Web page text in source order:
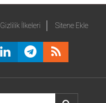
Gizlilik İlkeleri Sitene Ekle